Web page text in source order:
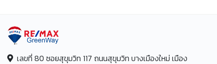
เลขที่ 80 ซอยสุขุมวิท 117 ถนนสุขุมวิท บางเมืองใหม่ เมือง